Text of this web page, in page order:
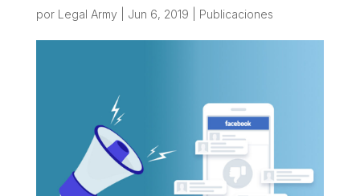
por Legal Army Jun 6, 2019 Publicaciones